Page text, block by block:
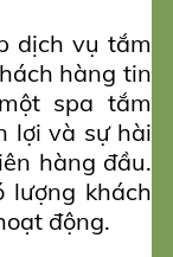
dịch vụ tắm
hàng tin
spa tắm
lợi và sự hài
hàng đầu.
khách
động.